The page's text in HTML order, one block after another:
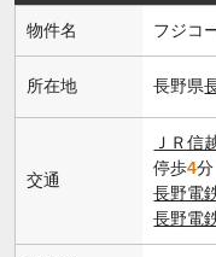
物件名 フジコ
所在地 長野県
交通
ＪＲ信
停歩4分
長野電
長野電